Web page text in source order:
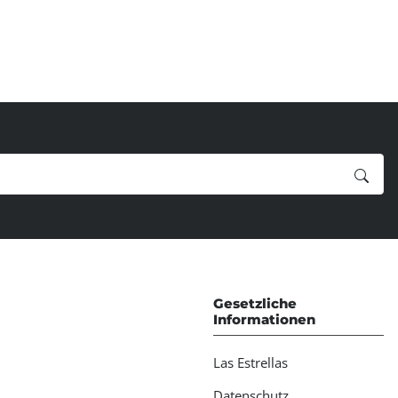
Gesetzliche
Informationen
Las Estrellas